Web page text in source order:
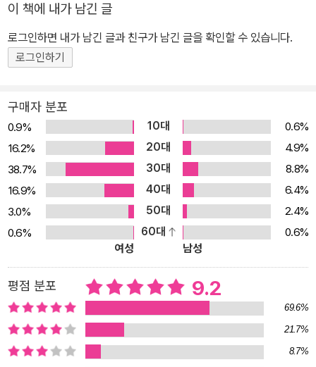
하고 보기 편한 레이아웃으로 변화를 주었을 뿐만 아니라 기존 레시
피의 재료 등을 수정, 보강하여 맛도 한단계 업그레이드 되었다. <2,
000원 밥상차리기>가 더 풍부한 레시피, 더 맛있는 요리, 더 보기 쉬
운 요리책으로 다시 돌아왔다. 대한민국 백만 독자가 검증해 준 <2,0
으로 독자들에게 다시 돌아왔다. <2,000원으로 밥상차리기> 출간
이후에도 꾸준히 맛있는 그리고 쉽고 간단한 요리를 만들어 오고 있
는 나물이가 직접 엄선한 30개 레시피를 추가하여 새로운 독자들에
게 더 풍부한 레시피를 소개하고 있다. 나물이만의 쉽고 간단한 요리
법으로 요리에 서툴렀던 수많은 사람들에게 많은 희망과 감동을 선사
했던 <2,000원으로 밥상차리기>는 2009년 또 다시 요리에 서툴러
고생하는 많은 자취생, 초보 주부 그리고 배테랑 주부뿐만 아니라 요
즘 새로이 등장한 프렌디들에게 가장 쉽고 편안한 요리 방법과 맛을
선사하게 될 것이다.
이 책에 내가 남긴 글
로그인하면 내가 남긴 글과 친구가 남긴 글을 확인할 수 있습니다.
로그인하기
구매자 분포
0.9% 10대
0.6%
16.2%
20대
4.9%
38.7%
30대
8.8%
16.9%
40대
6.4%
3.0%
50대
2.4%
0.6%
60대
0.6%
여성
남성
평점 분포 9.2
69.6%
21.7%
8.7%